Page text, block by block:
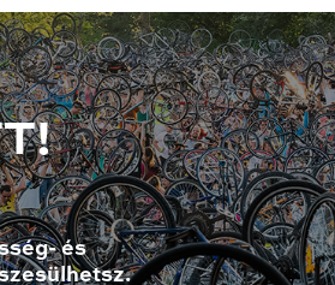
és